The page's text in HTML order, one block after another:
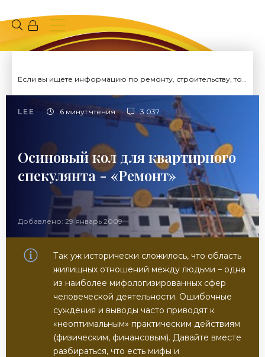
Если вы ищете информацию по ремонту, строительству, то вы попали на нужный сайт.
LEE 6 минут чтения 3 037
Осиновый кол для квартирного
спекулянта - «Ремонт»
Добавлено: 29 январь 2009
Так уж исторически сложилось, что область
жилищных отношений между людьми – одна
из наиболее мифологизированных сфер
человеческой деятельности. Ошибочные
суждения и выводы часто приводят к
«неоптимальным» практическим действиям
(физическим, финансовым). Давайте вместе
разбираться, что есть мифы и